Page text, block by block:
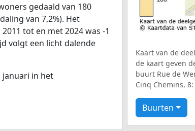
gedaald van 180
van 7,2%). Het
tot en met 2024 was -1
volgt een licht dalende
januari in het
Kaart van de
de kaart geven
buurt Rue de
Cinq Chemins,
Buurten